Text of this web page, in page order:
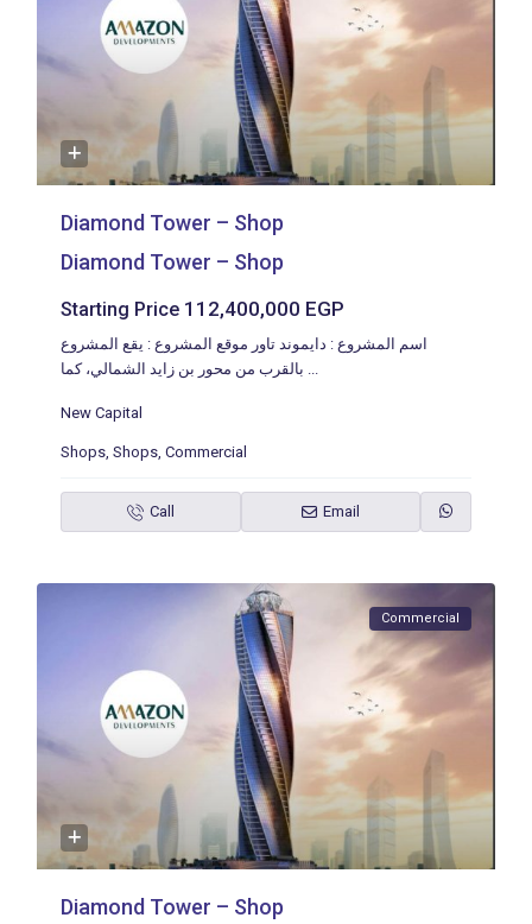
Diamond Tower – Shop
Diamond Tower – Shop
Starting Price 112,400,000 EGP
اسم المشروع : دايموند تاور موقع المشروع : يقع المشروع
...
New Capital
Shops,Shops,Commercial
Call Email
Commercial
Diamond Tower – Shop